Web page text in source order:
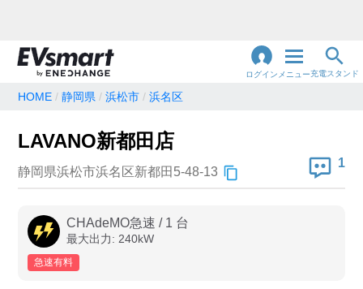
ログイン メニュー充電スタンド
地名・観光スポット・住所で検索
充電器の種類
急速充電器のみ表示
高速道路上のみ表示
HOME 静岡県 浜松市 浜名区
LAVANO新都田店
静岡県浜松市浜名区新都田5-48-13
1
CHAdeMO急速 / 1 台
最大出力: 240kW
急速有料